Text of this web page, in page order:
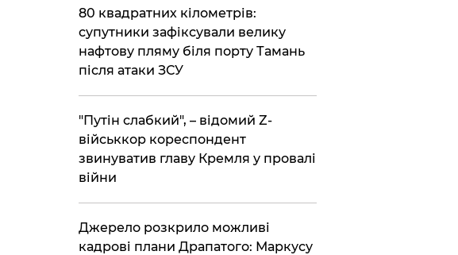
​80 квадратних кілометрів:
супутники зафіксували велику
нафтову пляму біля порту Тамань
після атаки ЗСУ
"Путін слабкий", – відомий Z-
військкор кореспондент
звинуватив главу Кремля у провалі
війни
​Джерело розкрило можливі
кадрові плани Драпатого: Маркусу